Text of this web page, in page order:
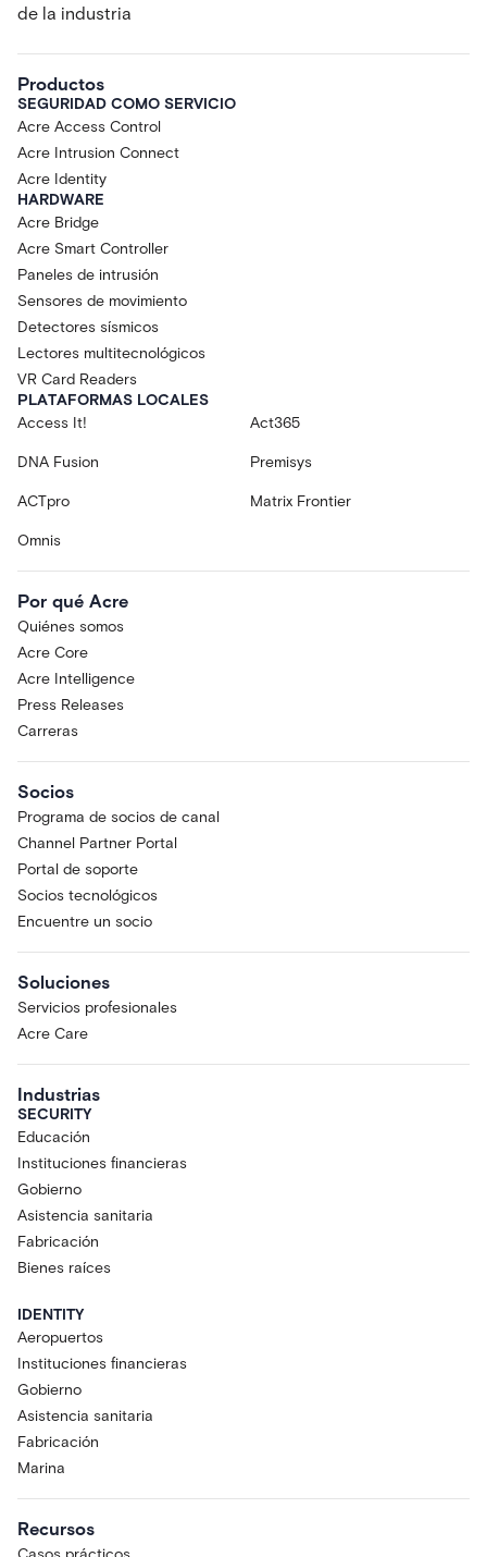
de la industria
Productos
SEGURIDAD COMO SERVICIO
Acre Access Control
Acre Intrusion Connect
Acre Identity
HARDWARE
Acre Bridge
Acre Smart Controller
Paneles de intrusión
Sensores de movimiento
Detectores sísmicos
Lectores multitecnológicos
VR Card Readers
PLATAFORMAS LOCALES
Access It!
Act365
DNA Fusion Premisys
ACTpro Matrix Frontier
Omnis
Por qué Acre
Quiénes somos
Acre Core
Acre Intelligence
Press Releases
Carreras
Socios
Programa de socios de canal
Channel Partner Portal
Portal de soporte
Socios tecnológicos
Encuentre un socio
Soluciones
Servicios profesionales
Acre Care
Industrias
SECURITY
Educación
Instituciones financieras
Gobierno
Asistencia sanitaria
Fabricación
Bienes raíces
IDENTITY
Aeropuertos
Instituciones financieras
Gobierno
Asistencia sanitaria
Fabricación
Marina
Recursos